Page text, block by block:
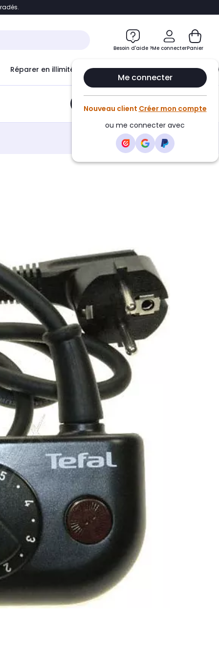
Accéder directement au chatbot
Besoin d'aide ?Me connecter
Me connecter
Nouveau client Créer mon compte
ou me connecter avec
Panier
Réparer en illimité avec Le Club Infinity
Ajouter au panier